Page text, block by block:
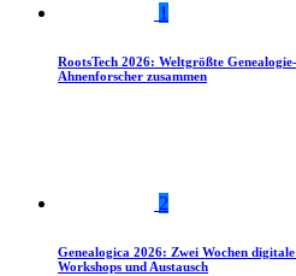
1
RootsTech 2026: Weltgrößte
Ahnenforscher zusammen
2
Genealogica 2026: Zwei Wochen
Workshops und Austausch